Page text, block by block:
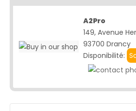
A2Pro
149, Avenue
93700 Drancy
Disponibilité: